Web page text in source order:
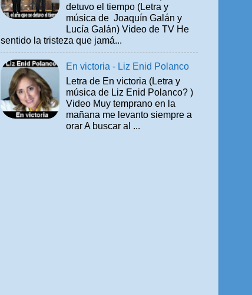
detuvo el tiempo (Letra y
música de Joaquín Galán y
Lucía Galán) Video de TV He
sentido la tristeza que jamá...
En victoria - Liz Enid Polanco
Letra de En victoria (Letra y
música de Liz Enid Polanco? )
Video Muy temprano en la
mañana me levanto siempre a
orar A buscar al ...